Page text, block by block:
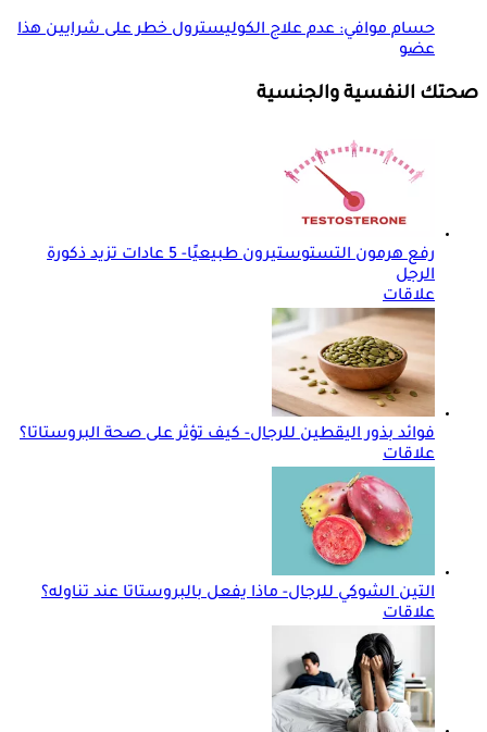
حسام موافي: عدم علاج الكوليسترول خطر على شرايين هذا
عضو
صحتك النفسية والجنسية
رفع هرمون التستوستيرون طبيعيًا- 5 عادات تزيد ذكورة
الرجل
علاقات
فوائد بذور اليقطين للرجال- كيف تؤثر على صحة البروستاتا؟
علاقات
التين الشوكي للرجال- ماذا يفعل بالبروستاتا عند تناوله؟
علاقات